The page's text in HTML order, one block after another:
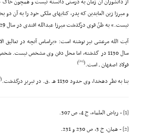
از دانشوران آن زمان به درستى دانسته نیست و همچون خاک
و میرزا زین العابدین که پدر، کتابهاى ملکى خود را به آن
نیست.» به ظنّ قوى درگذشت میرزا عبدالله افندى در سال 1129 هجرى بوده است.»
آیت الله مرعشى نیز نوشته است: «براساس آنچه در تعالیق
سال 1130 در گذشته، اما محل دفن وى مشخص نیست.
فولاد اصفهان ـ است.(
[24]
)
بنا به نظر دهخدا، وى حدود 1130 هـ .ق. در تبریز درگذشت. (
[25]
[1] - ریاض العلماء، ج 4، ص 307.
[2] - همان، ج 3، ص 230 و 231.